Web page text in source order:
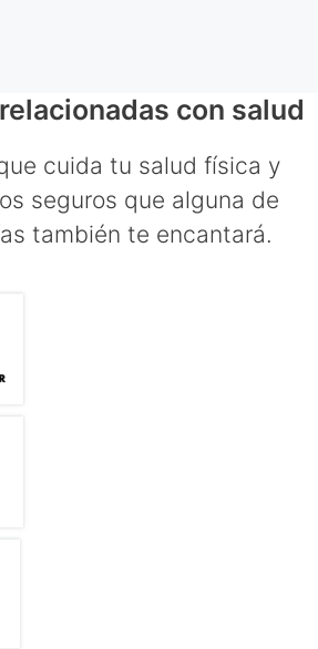
con salud
cuida tu salud física y
seguros que alguna de
también te encantará.